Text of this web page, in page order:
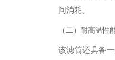
间消耗。
（二）耐高温性
该滤筒还具备